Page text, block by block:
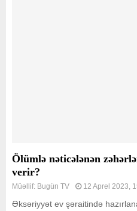
Ölümlə nəticələnən
verir?
Müəllif: Bugün TV 12 Aprel 2023,
Əksəriyyət ev şəraitində